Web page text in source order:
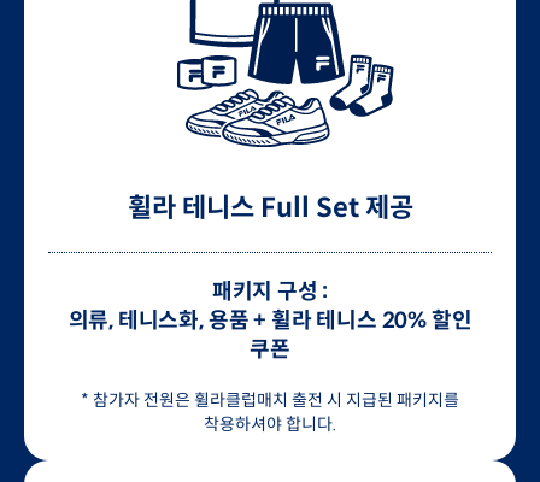
휠라 테니스 Full Set 제공
패키지 구성 :
의류, 테니스화, 용품 + 휠라 테니스 20% 할인
쿠폰
* 참가자 전원은 휠라클럽매치 출전 시 지급된 패키지를
착용하셔야 합니다.